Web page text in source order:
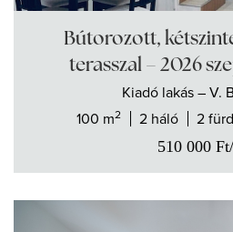
Bútorozott,
terasszal – 2026
Kiadó lakás– V.
100 m2 2 háló 2
510 000 Ft